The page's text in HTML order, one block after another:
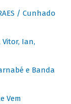
/ Cunhado
Vitor, Ian,
e Banda
Vem